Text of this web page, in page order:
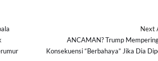
Next
ANCAMAN? Trump
Konsekuensi “Berbahaya” Jika Dia